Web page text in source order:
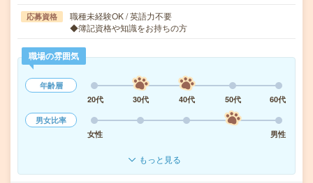
応募資格
職種未経験OK / 英語力不要
◆簿記資格や知識をお持ちの方
職場の雰囲気
年齢層
20代
30代 40代 50代
60代
男女比率
女性
男性
もっと見る